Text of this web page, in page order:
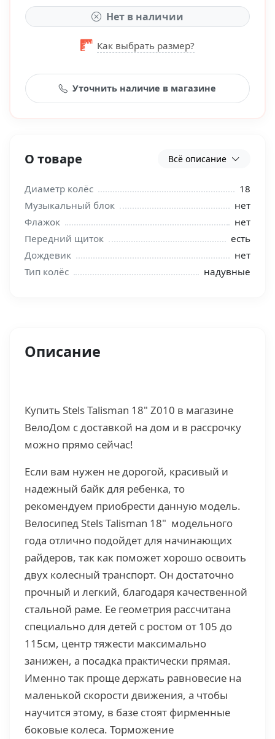
О товаре Всё описание
Диаметр колёс
18
Музыкальный блок
нет
Флажок
нет
Передний щиток
есть
Дождевик
нет
Тип колёс
надувные
Нет в наличии
Как выбрать размер?
Уточнить наличие в магазине
Описание
Купить Stels Talisman 18" Z010 в магазине
ВелоДом с доставкой на дом и в рассрочку
можно прямо сейчас!
Если вам нужен не дорогой, красивый и
надежный байк для ребенка, то
рекомендуем приобрести данную модель.
Велосипед Stels Talisman 18" модельного
года отлично подойдет для начинающих
райдеров, так как поможет хорошо освоить
двух колесный транспорт. Он достаточно
прочный и легкий, благодаря качественной
стальной раме. Ее геометрия рассчитана
специально для детей с ростом от 105 до
115см, центр тяжести максимально
занижен, а посадка практически прямая.
Именно так проще держать равновесие на
маленькой скорости движения, а чтобы
научится этому, в базе стоят фирменные
боковые колеса. Торможение